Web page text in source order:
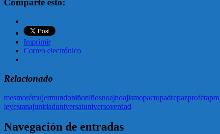
Comparte esto:
Imprimir
Correo electrónico
Relacionado
mesmorémujermundoniñoniñosnoajnoajismopactopadrepazprofeta
leyestanajunidaduniversaluniversoverdad
Navegación de entradas